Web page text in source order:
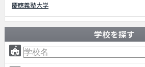
慶應義塾大学
学校を探す